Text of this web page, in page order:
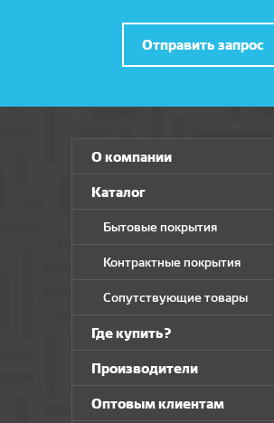
Отправить запрос
О компании
Каталог
Бытовые покрытия
Контрактные покрытия
Сопутствующие товары
Где купить?
Производители
Оптовым клиентам